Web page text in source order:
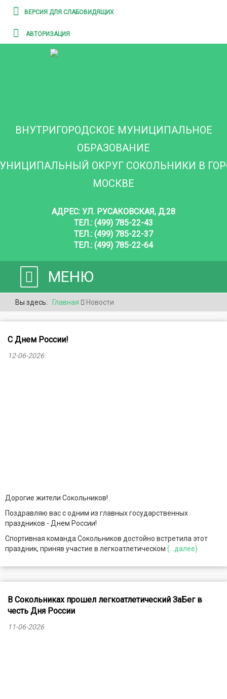
ВЕРСИЯ ДЛЯ СЛАБОВИДЯЩИХ
АВТОРИЗАЦИЯ
ВНУТРИГОРОДСКОЕ МУНИЦИПАЛЬНОЕ
ОБРАЗОВАНИЕ
ОКРУГ СОКОЛЬНИКИ В
МОСКВЕ
АДРЕС: УЛ. РУСАКОВСКАЯ, Д.28
ТЕЛ.: (499) 785-22-43
ТЕЛ.: (499) 785-22-37
ТЕЛ.: (499) 785-22-64
МЕНЮ
Вы здесь: Главная Новости
С Днем России!
12-06-2026
Дорогие жители Сокольников!
Поздравляю вас с одним из главных государственных
праздников - Днем России!
Спортивная команда Сокольников достойно встретила этот
праздник, приняв участие в легкоатлетическом (...далее)
В Сокольниках прошел легкоатлетический ЗаБег в
честь Дня России
11-06-2026